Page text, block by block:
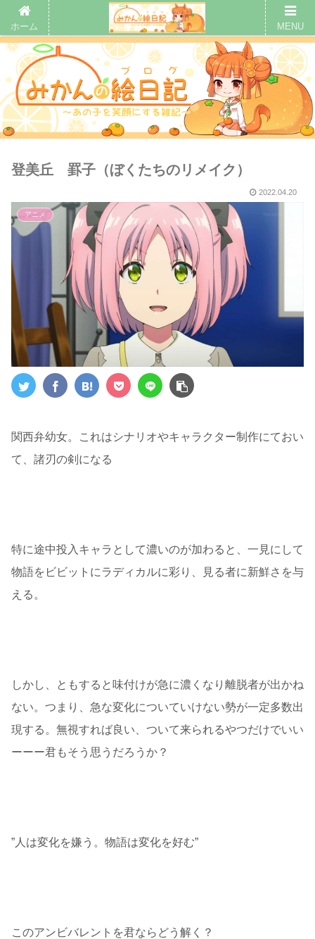
登美丘 罫子（ぼくたちのリメイク）
2022.04.20
アニメ
関西弁幼女。これはシナリオやキャラクター制作にておい
て、諸刃の剣になる
特に途中投入キャラとして濃いのが加わると、一見にして
物語をビビットにラディカルに彩り、見る者に新鮮さを与
える。
しかし、ともすると味付けが急に濃くなり離脱者が出かね
ない。つまり、急な変化についていけない勢が一定多数出
現する。無視すれば良い、ついて来られるやつだけでいい
ーーー君もそう思うだろうか？
”人は変化を嫌う。物語は変化を好む”
このアンビバレントを君ならどう解く？
ホーム MENU